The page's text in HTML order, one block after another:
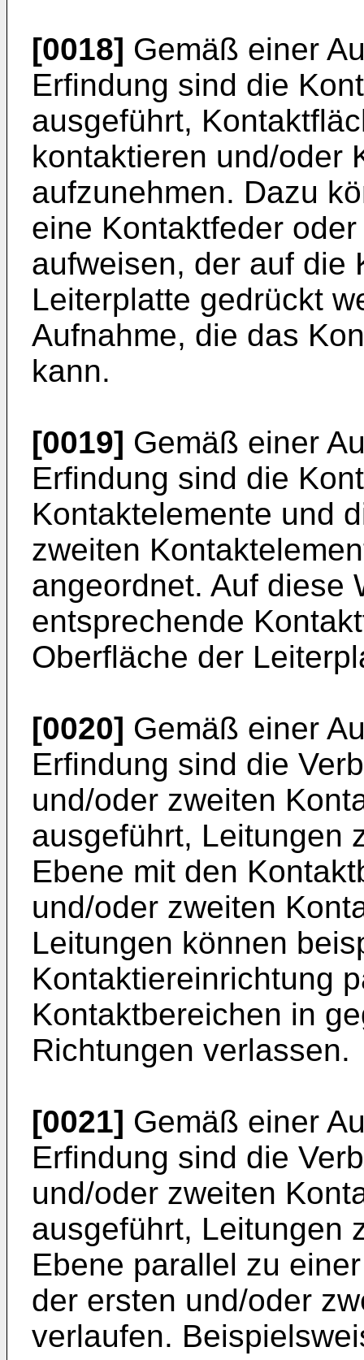
[0018] Gemäß einer
Erfindung sind die
ausgeführt,
kontaktieren und/oder
aufzunehmen. Dazu
eine Kontaktfeder
aufweisen, der auf die
Leiterplatte gedrückt
Aufnahme, die das
kann.
[0019] Gemäß einer
Erfindung sind die
Kontaktelemente und
zweiten
angeordnet. Auf diese
entsprechende
Oberfläche der
[0020] Gemäß einer
Erfindung sind die
und/oder zweiten
ausgeführt, Leitungen
Ebene mit den
und/oder zweiten
Leitungen können
Kontaktiereinrichtung
Kontaktbereichen in
Richtungen verlassen.
[0021] Gemäß einer
Erfindung sind die
und/oder zweiten
ausgeführt, Leitungen
Ebene parallel zu
der ersten und/oder
verlaufen.